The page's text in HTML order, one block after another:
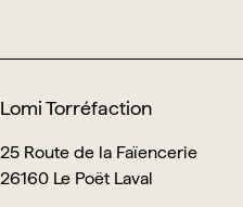
Lomi Torréfaction
25 Route de la Faïencerie
26160 Le Poët Laval